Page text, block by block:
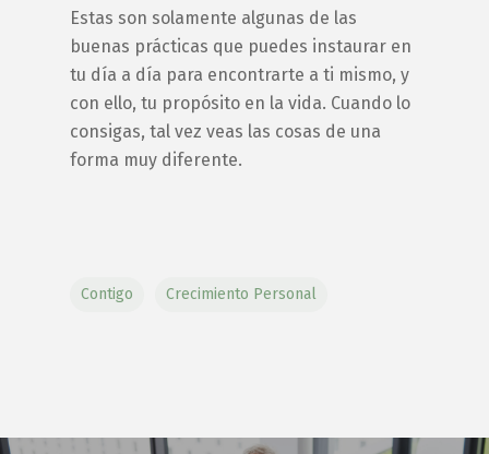
Estas son solamente algunas de las
buenas prácticas que puedes instaurar en
tu día a día para encontrarte a ti mismo, y
con ello, tu propósito en la vida. Cuando lo
consigas, tal vez veas las cosas de una
forma muy diferente.
Contigo Crecimiento Personal